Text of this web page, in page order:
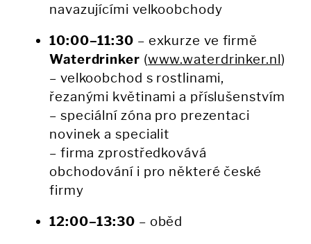
navazujícími velkoobchody
10:00–11:30 – exkurze ve firmě
Waterdrinker (www.waterdrinker.nl)
– velkoobchod s rostlinami,
řezanými květinami a příslušenstvím
– speciální zóna pro prezentaci
novinek a specialit
– firma zprostředkovává
obchodování i pro některé české
firmy
12:00–13:30 – oběd